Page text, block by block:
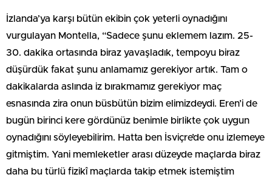
İzlanda’ya karşı bütün ekibin çok yeterli oynadığını
vurgulayan Montella, “Sadece şunu eklemem lazım. 25-
30. dakika ortasında biraz yavaşladık, tempoyu biraz
düşürdük fakat şunu anlamamız gerekiyor artık. Tam o
dakikalarda aslında iz bırakmamız gerekiyor maç
esnasında zira onun büsbütün bizim elimizdeydi. Eren’i de
bugün birinci kere gördünüz benimle birlikte çok uygun
oynadığını söyleyebilirim. Hatta ben İsviçre’de onu izlemeye
gitmiştim. Yani memleketler arası düzeyde maçlarda biraz
daha bu türlü fizikî maçlarda takip etmek istemiştim